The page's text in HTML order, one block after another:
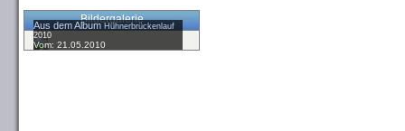
Bildergalerie
Aus dem AlbumHühnerbrückenlauf
2010
Vom: 21.05.2010